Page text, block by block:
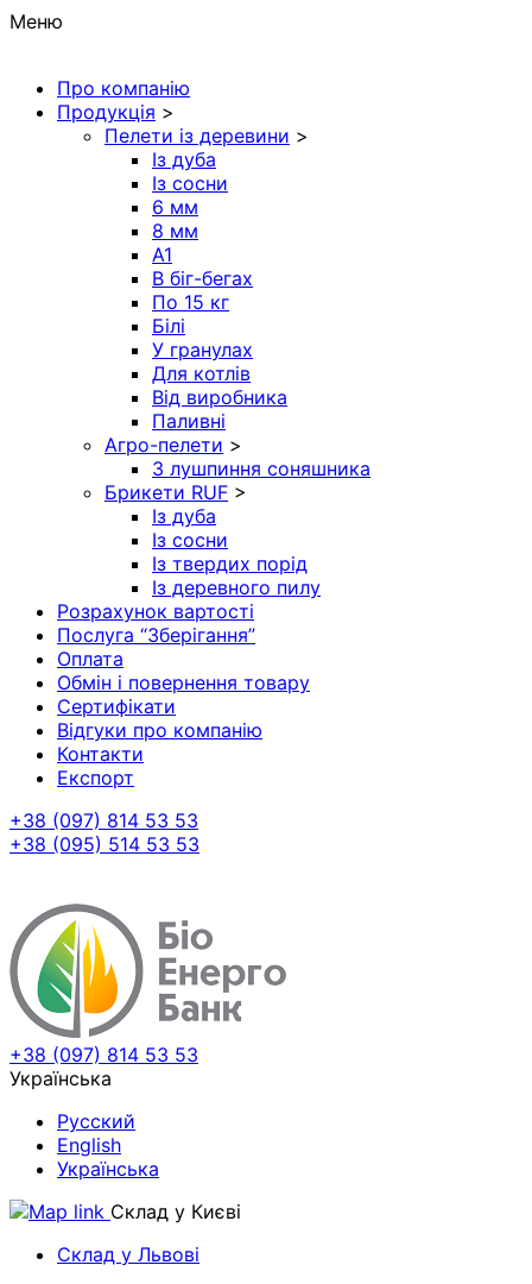
Меню
Про компанію
Продукція >
Пелети із деревини >
Із дуба
Із сосни
6 мм
8 мм
A1
В біг-бегах
По 15 кг
Білі
У гранулах
Для котлів
Від виробника
Паливні
Агро-пелети >
З лушпиння соняшника
Брикети RUF >
Із дуба
Із сосни
Із твердих порід
Із деревного пилу
Розрахунок вартості
Послуга “Зберігання”
Оплата
Обмін і повернення товару
Сертифікати
Відгуки про компанію
Контакти
Експорт
+38 (097) 814 53 53
+38 (095) 514 53 53
+38 (097) 814 53 53
Українська
Русский
English
Українська
Склад у Києві
Склад у Львові